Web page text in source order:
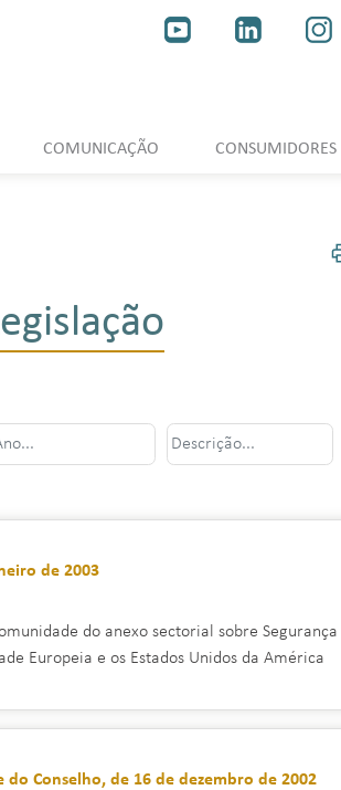
COMUNICAÇÃO CONSUMIDORES
de 2003
do anexo sectorial sobre
Europeia e os Estados Unidos da América
Conselho, de 16 de dezembro de 2002